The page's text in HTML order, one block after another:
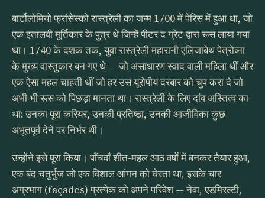
बार्टोलोमियो फ्रांसेस्को रास्त्रेली का जन्म 1700 में पेरिस में हुआ था, जो
एक इतालवी मूर्तिकार के पुत्र थे जिन्हें पीटर द ग्रेट द्वारा रूस लाया गया
था। 1740 के दशक तक, युवा रास्त्रेली महारानी एलिजाबेथ पेत्रोव्ना
के मुख्य वास्तुकार बन गए थे — जो असाधारण स्वाद वाली महिला थीं और
एक ऐसा महल चाहती थीं जो हर उस यूरोपीय दरबार को चुप करा दे जो
अभी भी रूस को पिछड़ा मानता था। रास्त्रेली के लिए दांव अस्तित्व का
था: उनका पूरा करियर, उनकी प्रतिष्ठा, उनकी आजीविका कुछ
अभूतपूर्व देने पर निर्भर थी।
उन्होंने इसे पूरा किया। पाँचवाँ शीत-महल आठ वर्षों में बनकर तैयार हुआ,
एक बंद चतुर्भुज जो एक विशाल आंगन को घेरता था, इसके चार
अग्रभाग (façades) प्रत्येक को अपने परिवेश — नेवा, एडमिरल्टी,